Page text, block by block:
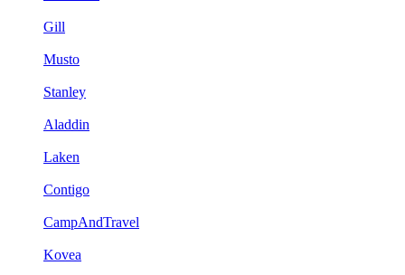
Gill
Musto
Stanley
Aladdin
Laken
Contigo
CampAndTravel
Kovea